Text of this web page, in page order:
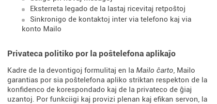
Eksterreta legado de la lastaj ricevitaj retpoŝtoj
Sinkronigo de kontaktoj inter via telefono kaj via
konto Mailo
Privateca politiko por la poŝtelefona aplikaĵo
Kadre de la devontigoj formulitaj en la Mailo ĉarto, Mailo
garantias por sia poŝtelefona apliko striktan respekton de la
konfidenco de korespondado kaj de la privateco de ĝiaj
uzantoj. Por funkciigi kaj provizi plenan kaj efikan servon, la